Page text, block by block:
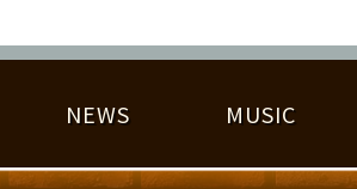
NEWS MUSIC